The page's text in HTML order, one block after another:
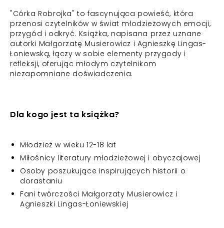
"Córka Robrojka" to fascynująca powieść, która
przenosi czytelników w świat młodzieżowych emocji,
przygód i odkryć. Książka, napisana przez uznane
autorki Małgorzatę Musierowicz i Agnieszkę Lingas-
Łoniewską, łączy w sobie elementy przygody i
refleksji, oferując młodym czytelnikom
niezapomniane doświadczenia.
Dla kogo jest ta książka?
Młodzież w wieku 12-18 lat
Miłośnicy literatury młodzieżowej i obyczajowej
Osoby poszukujące inspirujących historii o
dorastaniu
Fani twórczości Małgorzaty Musierowicz i
Agnieszki Lingas-Łoniewskiej